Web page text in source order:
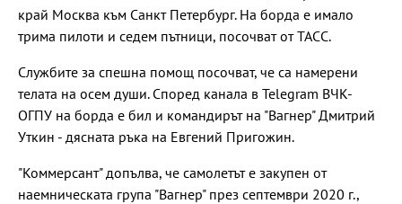
край Москва към Санкт Петербург. На борда е имало
трима пилоти и седем пътници, посочват от ТАСС.
Службите за спешна помощ посочват, че са намерени
телата на осем души. Според канала в Telegram ВЧК-
ОГПУ на борда е бил и командирът на "Вагнер" Дмитрий
Уткин - дясната ръка на Евгений Пригожин.
"Коммерсант" допълва, че самолетът е закупен от
наемническата група "Вагнер" през септември 2020 г.,